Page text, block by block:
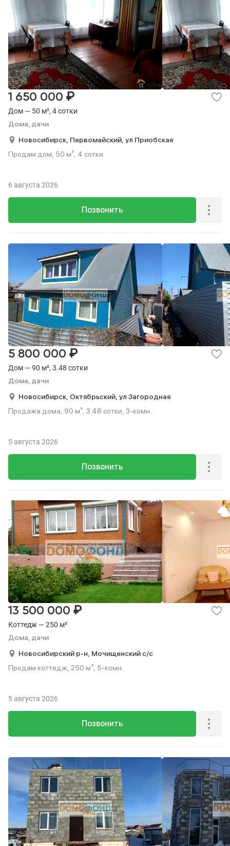
Дом — 50 м², 4 сотки
Дома, дачи
1 650 000 ₽
Новосибирск, Первомайский, ул Приобская
Продам дом, 50 м², 4 сотки.
Позвонить
6 августа 2026
Дом — 90 м², 3.48 сотки
Дома, дачи
5 800 000 ₽
Новосибирск, Октябрьский, ул Загородная
Продажа дома, 90 м², 3.48 сотки, 3-комн..
Позвонить
5 августа 2026
Коттедж — 250 м²
Дома, дачи
13 500 000 ₽
Новосибирский р-н, Мочищенский с/с
Продам коттедж, 250 м², 5-комн..
Позвонить
5 августа 2026